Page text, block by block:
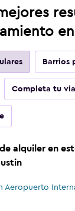
Barrios
Completa tu
alquiler en
Aeropuerto